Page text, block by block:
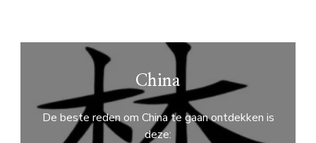
China
De beste reden om China te gaan ontdekken is
deze: